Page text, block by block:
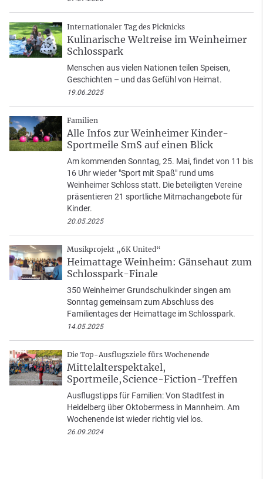
Internationaler Tag des Picknicks
Kulinarische Weltreise im Weinheimer
Schlosspark
Menschen aus vielen Nationen teilen Speisen,
Geschichten – und das Gefühl von Heimat.
19.06.2025
Familien
Alle Infos zur Weinheimer Kinder-
Sportmeile SmS auf einen Blick
Am kommenden Sonntag, 25. Mai, findet von 11 bis
16 Uhr wieder "Sport mit Spaß" rund ums
Weinheimer Schloss statt. Die beteiligten Vereine
präsentieren 21 sportliche Mitmachangebote für
Kinder.
20.05.2025
Musikprojekt „6K United“
Heimattage Weinheim: Gänsehaut zum
Schlosspark-Finale
350 Weinheimer Grundschulkinder singen am
Sonntag gemeinsam zum Abschluss des
Familientages der Heimattage im Schlosspark.
14.05.2025
Die Top-Ausflugsziele fürs Wochenende
Mittelalterspektakel,
Sportmeile, Science-Fiction-Treffen
Ausflugstipps für Familien: Von Stadtfest in
Heidelberg über Oktobermess in Mannheim. Am
Wochenende ist wieder richtig viel los.
26.09.2024